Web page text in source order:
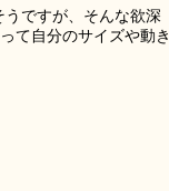
ですが、そんな欲深
て自分のサイズや動き